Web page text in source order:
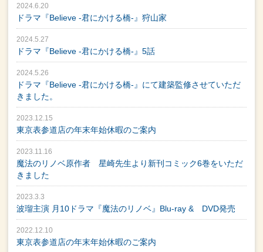
2024.6.20
ドラマ『Believe -君にかける橋-』狩山家
2024.5.27
ドラマ『Believe -君にかける橋-』5話
2024.5.26
ドラマ『Believe -君にかける橋-』にて建築監修させていただ
きました。
2023.12.15
東京表参道店の年末年始休暇のご案内
2023.11.16
魔法のリノベ原作者 星崎先生より新刊コミック6巻をいただ
きました
2023.3.3
波瑠主演 月10ドラマ『魔法のリノベ』Blu-ray & DVD発売
2022.12.10
東京表参道店の年末年始休暇のご案内